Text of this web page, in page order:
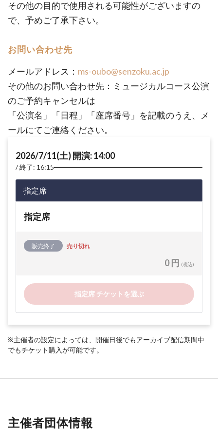
その他の目的で使用される可能性がございますの
で、予めご了承下さい。
お問い合わせ先
メールアドレス： ms-oubo@senzoku.ac.jp
その他のお問い合わせ先：ミュージカルコース公演
のご予約キャンセルは
「公演名」「日程」「座席番号」を記載のうえ、メ
ールにてご連絡ください。
2026/7/11(土) 開演: 14:00
終了: 16:15
指定席
指定席
販売終了 売り切れ
0 円 (税込)
指定席 チケットを選ぶ
※主催者の設定によっては、開催日後でもアーカイブ配信期間中
でもチケット購入が可能です。
主催者団体情報